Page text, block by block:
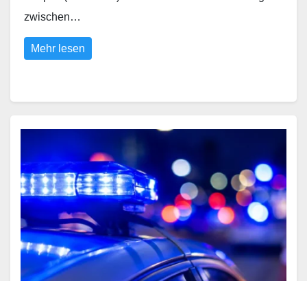
zwischen…
Mehr lesen